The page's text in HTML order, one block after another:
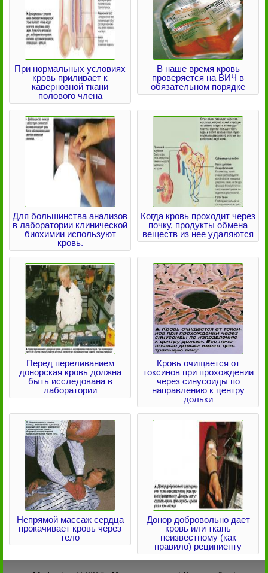
При нормальных условиях
кровь приливает к
кавернозной ткани
полового члена
В наше время кровь
проверяется на ВИЧ в
обязательном порядке
Для большинства анализов
в лаборатории клинической
биохимии используют
кровь.
Когда кровь проходит через
почку, продукты обмена
веществ из нее удаляются
Перед переливанием
донорская кровь должна
быть исследована в
лаборатории
Кровь очищается от
токсинов при прохождении
через синусоиды по
направлению к центру
дольки
Непрямой массаж сердца
прокачивает кровь через
тело
Донор добровольно дает
кровь или ткань
неизвестному (как
правило) реципиенту